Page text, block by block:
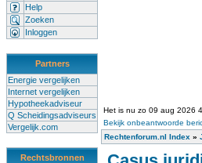
Help
Zoeken
Inloggen
Partners
Energie vergelijken
Internet vergelijken
Hypotheekadviseur
Q Scheidingsadviseurs
Vergelijk.com
Rechtsbronnen
Het is nu zo 09 aug 2026
Bekijk onbeantwoorde
Rechtenforum.nl Index »